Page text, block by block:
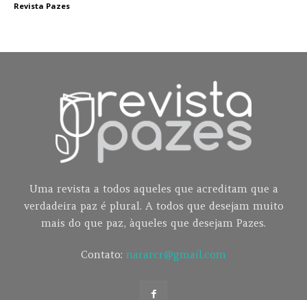
Revista Pazes
Uma revista a todos aqueles que acreditam que a
verdadeira paz é plural. A todos que desejam muito
mais do que paz, àqueles que desejam Pazes.
Contato: nararcr@gmail.com